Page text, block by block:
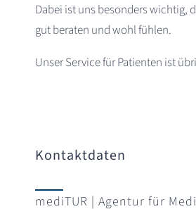
Dabei ist uns besonders wichtig,
gut beraten und wohl fühlen.
Unser Service für Patienten ist
Kontaktdaten
mediTUR | Agentur für